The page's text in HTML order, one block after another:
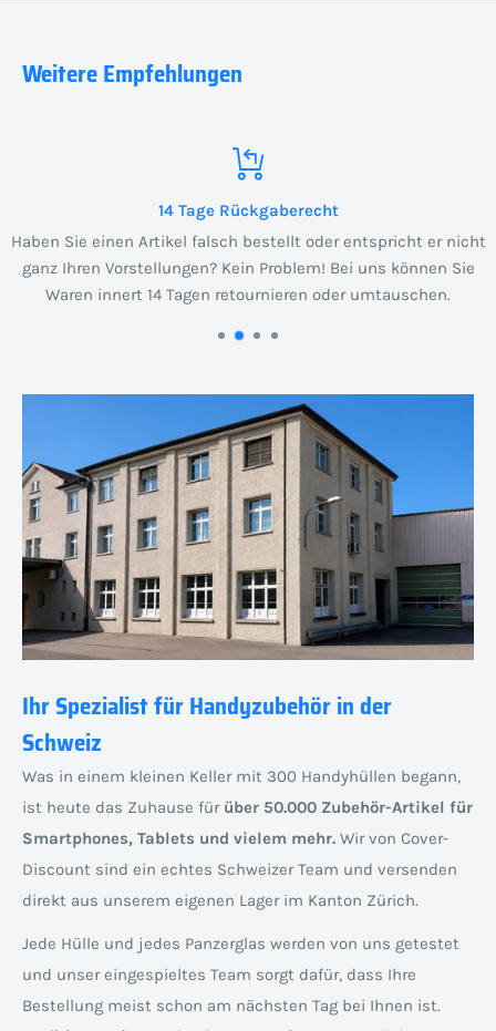
Weitere Empfehlungen
14 Tage Rückgaberecht
Haben Sie einen Artikel falsch bestellt oder entspricht er nicht
ganz Ihren Vorstellungen? Kein Problem! Bei uns können Sie
Waren innert 14 Tagen retournieren oder umtauschen.
Ihr Spezialist für Handyzubehör in der
Schweiz
Was in einem kleinen Keller mit 300 Handyhüllen begann,
ist heute das Zuhause für über 50.000 Zubehör-Artikel für
Smartphones, Tablets und vielem mehr. Wir von Cover-
Discount sind ein echtes Schweizer Team und versenden
direkt aus unserem eigenen Lager im Kanton Zürich.
Jede Hülle und jedes Panzerglas werden von uns getestet
und unser eingespieltes Team sorgt dafür, dass Ihre
Bestellung meist schon am nächsten Tag bei Ihnen ist.